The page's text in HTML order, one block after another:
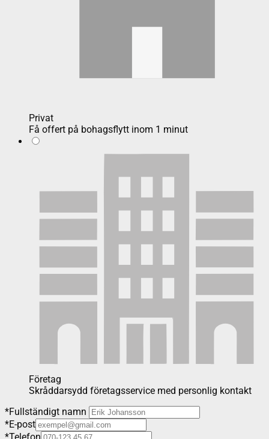
Privat
Få offert på bohagsflytt inom 1 minut
Företag
Skråddarsydd företagsservice med personlig kontakt
*Fullständigt namn
*E-post